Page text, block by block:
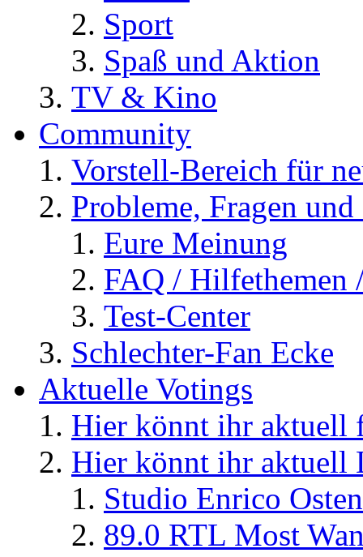
Sport
Spaß und Aktion
TV & Kino
Community
Vorstell-Bereich für
Probleme, Fragen
Eure Meinung
FAQ / Hilfethemen
Test-Center
Schlechter-Fan Ecke
Aktuelle Votings
Hier könnt ihr aktuell
Hier könnt ihr aktuell
Studio Enrico
89.0 RTL Most